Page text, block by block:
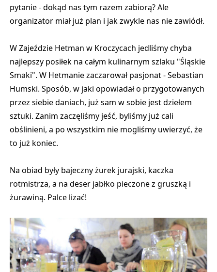
pytanie - dokąd nas tym razem zabiorą? Ale
organizator miał już plan i jak zwykle nas nie zawiódł.
W Zajeździe Hetman w Kroczycach jedliśmy chyba
najlepszy posiłek na całym kulinarnym szlaku "Śląskie
Smaki". W Hetmanie zaczarował pasjonat - Sebastian
Humski. Sposób, w jaki opowiadał o przygotowanych
przez siebie daniach, już sam w sobie jest dziełem
sztuki. Zanim zaczęliśmy jeść, byliśmy już cali
obślinieni, a po wszystkim nie mogliśmy uwierzyć, że
to już koniec.
Na obiad były bajeczny żurek jurajski, kaczka
rotmistrza, a na deser jabłko pieczone z gruszką i
żurawiną. Palce lizać!